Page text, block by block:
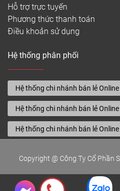
Hỗ trợ trực tuyến
Phương thức thanh toán
Điều khoản sử dụng
Hệ thống phân phối
Hệ thống chi nhánh bán lẻ
Hệ thống chi nhánh bán lẻ
Hệ thống chi nhánh bán lẻ
Copyright @ Công Ty Cổ Phần